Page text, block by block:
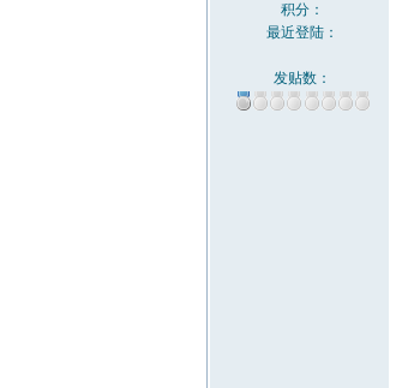
积分：
最近登陆：
发贴数：